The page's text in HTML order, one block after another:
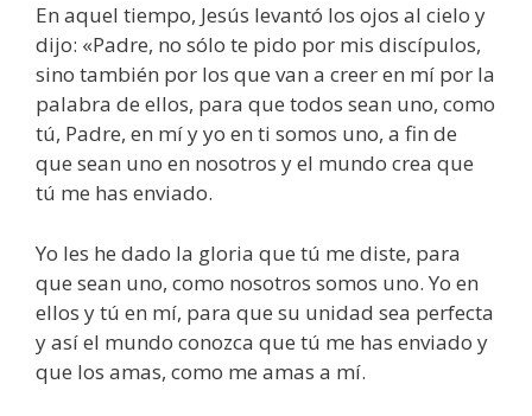
En aquel tiempo, Jesús levantó los ojos al cielo y
dijo: «Padre, no sólo te pido por mis discípulos,
sino también por los que van a creer en mí por la
palabra de ellos, para que todos sean uno, como
tú, Padre, en mí y yo en ti somos uno, a fin de
que sean uno en nosotros y el mundo crea que
tú me has enviado.
Yo les he dado la gloria que tú me diste, para
que sean uno, como nosotros somos uno. Yo en
ellos y tú en mí, para que su unidad sea perfecta
y así el mundo conozca que tú me has enviado y
que los amas, como me amas a mí.